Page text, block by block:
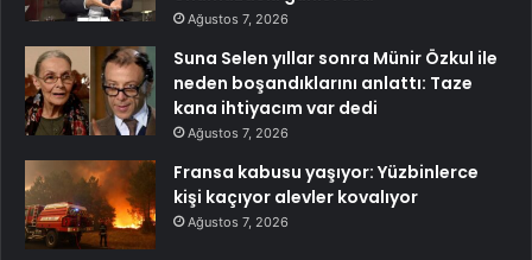
Ağustos 7, 2026
Suna Selen yıllar sonra Münir Özkul ile
neden boşandıklarını anlattı: Taze
kana ihtiyacım var dedi
Ağustos 7, 2026
Fransa kabusu yaşıyor: Yüzbinlerce
kişi kaçıyor alevler kovalıyor
Ağustos 7, 2026